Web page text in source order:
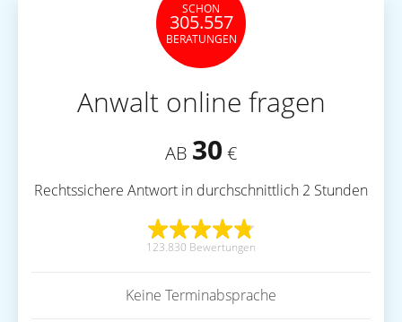
SCHON
305.557
BERATUNGEN
Anwalt online fragen
AB 30 €
Rechtssichere Antwort in durchschnittlich 2 Stunden
123.830 Bewertungen
Keine Terminabsprache